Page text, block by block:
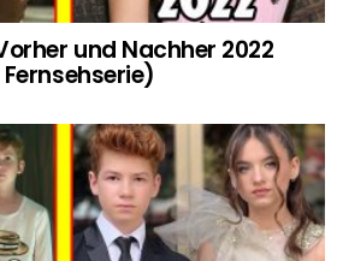
und Nachher 2022